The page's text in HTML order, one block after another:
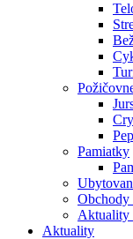
Pamiatky
Obchody
Aktuality
Aktuality